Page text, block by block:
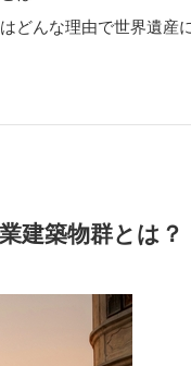
どんな理由で世界遺産
建築物群とは？